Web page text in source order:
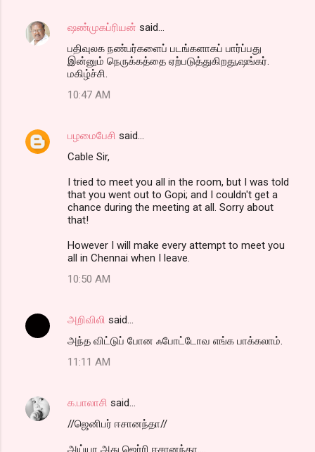
ஷண்முகப்ரியன் said…
பதிவுலக நண்பர்களைப் படங்களாகப் பார்ப்பது
இன்னும் நெருக்கத்தை ஏற்படுத்துகிறது,ஷங்கர்.
மகிழ்ச்சி.
10:47 AM
பழமைபேசி said…
Cable Sir,
I tried to meet you all in the room, but I was told
that you went out to Gopi; and I couldn't get a
chance during the meeting at all. Sorry about
that!
However I will make every attempt to meet you
all in Chennai when I leave.
10:50 AM
அறிவிலி said…
அந்த விட்டுப் போன ஃபோட்டோவ எங்க பாக்கலாம்.
11:11 AM
க.பாலாசி said…
//ஜெனிபர் ஈசானந்தா//
அய்யா அது ஜெர்ரி ஈசானந்தா....